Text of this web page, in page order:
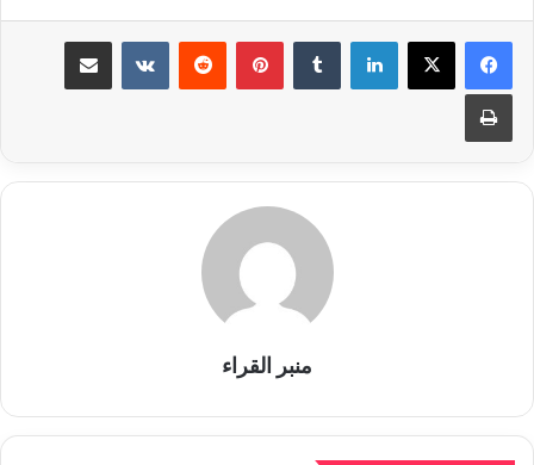
لينكدإن بينتيريست
طباعة
منبر القراء